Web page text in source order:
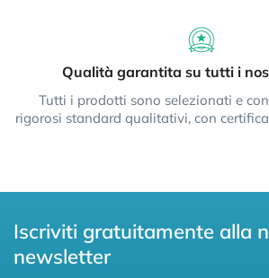
Qualità garantita su tutti i
Tutti i prodotti sono selezionati e
rigorosi standard qualitativi, con
Iscriviti gratuitamente alla
newsletter